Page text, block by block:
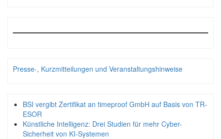
Presse-, Kurzmitteilungen und Veranstaltungshinweise
BSI vergibt Zertifikat an timeproof GmbH auf Basis von TR-
ESOR
Künstliche Intelligenz: Drei Studien für mehr Cyber-
Sicherheit von KI-Systemen